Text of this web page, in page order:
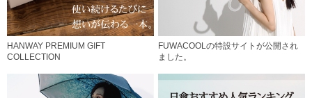
HANWAY PREMIUM GIFT
COLLECTION
FUWACOOLの特設サイトが公開され
ました。